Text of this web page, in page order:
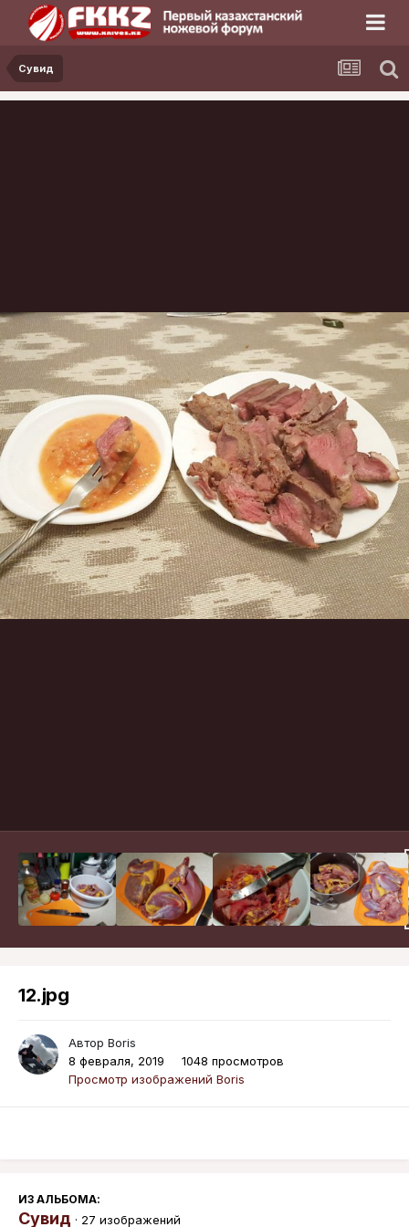
Сувид
12.jpg
Автор Boris
8 февраля, 2019
1048 просмотров
Просмотр изображений Boris
ИЗ АЛЬБОМА:
Сувид · 27 изображений